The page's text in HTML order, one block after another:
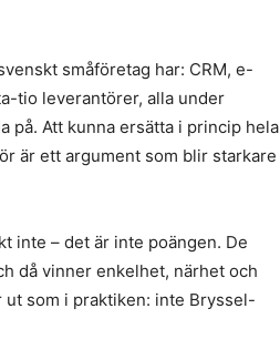
småföretag har: CRM, e-
tio leverantörer, alla under
på. Att kunna ersätta i princip hela
är ett argument som blir starkare
inte – det är inte poängen. De
då vinner enkelhet, närhet och
som i praktiken: inte Bryssel-